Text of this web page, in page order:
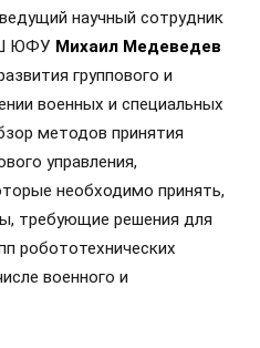
научный сотрудник
ЮФУ Михаил Медеведев
группового и
военных и специальных
методов принятия
управления,
необходимо принять,
требующие решения для
робототехнических
военного и